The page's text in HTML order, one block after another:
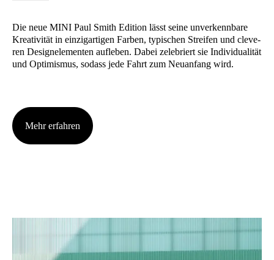
Die neue MINI Paul Smith Edi­ti­on lässt sei­ne unver­kenn­ba­re
Krea­ti­vi­tät in ein­zig­ar­ti­gen Far­ben, typi­schen Strei­fen und cle­ve­
ren Design­ele­men­ten auf­le­ben. Dabei zele­briert sie Indi­vi­dua­li­tät
und Opti­mis­mus, sodass jede Fahrt zum Neu­an­fang wird.
Mehr erfah­ren